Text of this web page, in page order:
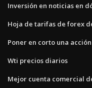
Inversión en noticias en
Hoja de tarifas de forex
Poner en corto una
Wti precios diarios
Mejor cuenta comercial